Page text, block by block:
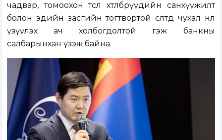
чадвар, томоохон төсөл хөтөлбөрүүдийн санхүүжилт
болон эдийн засгийн тогтвортой өсөлтөд чухал нөлөө
үзүүлэх ач холбогдолтой гэж банкны
салбарынхан үзэж байна.